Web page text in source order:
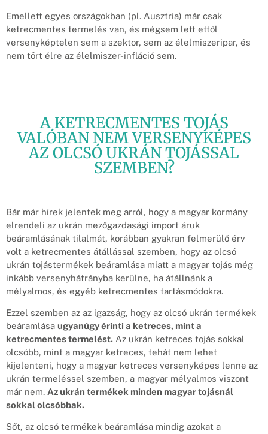
Emellett egyes országokban (pl. Ausztria) már csak
ketrecmentes termelés van, és mégsem lett ettől
versenyképtelen sem a szektor, sem az élelmiszeripar, és
nem tört élre az élelmiszer-infláció sem.
A KETRECMENTES TOJÁS
VALÓBAN NEM VERSENYKÉPES
AZ OLCSÓ UKRÁN TOJÁSSAL
SZEMBEN?
Bár már hírek jelentek meg arról, hogy a magyar kormány
elrendeli az ukrán mezőgazdasági import áruk
beáramlásának tilalmát, korábban gyakran felmerülő érv
volt a ketrecmentes átállással szemben, hogy az olcsó
ukrán tojástermékek beáramlása miatt a magyar tojás még
inkább versenyhátrányba kerülne, ha átállnánk a
mélyalmos, és egyéb ketrecmentes tartásmódokra.
Ezzel szemben az az igazság, hogy az olcsó ukrán termékek
beáramlása ugyanúgy érinti a ketreces, mint a
ketrecmentes termelést. Az ukrán ketreces tojás sokkal
olcsóbb, mint a magyar ketreces, tehát nem lehet
kijelenteni, hogy a magyar ketreces versenyképes lenne az
ukrán termeléssel szemben, a magyar mélyalmos viszont
már nem. Az ukrán termékek minden magyar tojásnál
sokkal olcsóbbak.
Sőt, az olcsó termékek beáramlása mindig azokat a